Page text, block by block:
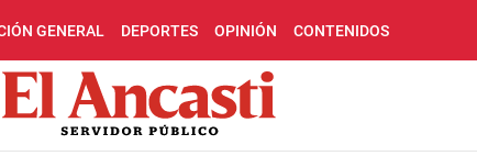
GENERAL DEPORTES OPINIÓN CONTENIDOS